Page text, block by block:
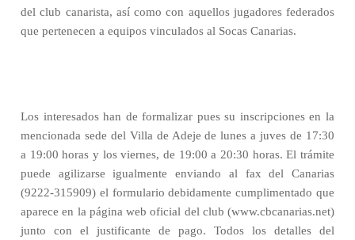
del club canarista, así como con aquellos jugadores federados
que pertenecen a equipos vinculados al Socas Canarias.
Los interesados han de formalizar pues su inscripciones en la
mencionada sede del Villa de Adeje de lunes a juves de 17:30
a 19:00 horas y los viernes, de 19:00 a 20:30 horas. El trámite
puede agilizarse igualmente enviando al fax del Canarias
(9222-315909) el formulario debidamente cumplimentado que
aparece en la página web oficial del club (www.cbcanarias.net)
junto con el justificante de pago. Todos los detalles del